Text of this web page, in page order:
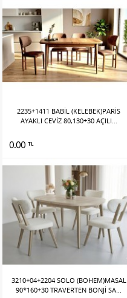
2235+1411 BABİL (KELEBEK)PARİS
AYAKLI CEVİZ 80,130+30 AÇILI...
0.00 TL
3210+04+2204 SOLO (BOHEM)MASAL
90*160+30 TRAVERTEN BONJİ SA...